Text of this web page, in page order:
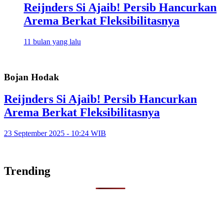
Reijnders Si Ajaib! Persib Hancurkan
Arema Berkat Fleksibilitasnya
11 bulan yang lalu
Bojan Hodak
Reijnders Si Ajaib! Persib Hancurkan
Arema Berkat Fleksibilitasnya
23 September 2025 - 10:24 WIB
Trending